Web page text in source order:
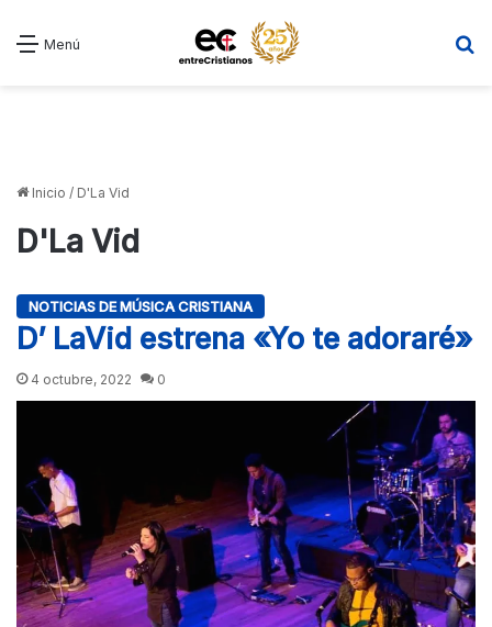
Menú
Inicio / D'La Vid
D'La Vid
NOTICIAS DE MÚSICA CRISTIANA
D’ LaVid estrena «Yo te adoraré»
4 octubre, 2022 0